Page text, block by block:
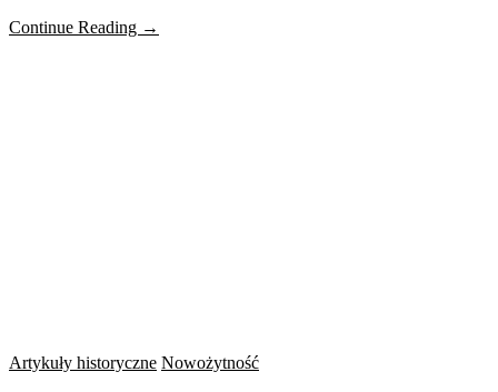
Continue Reading →
Artykuły historyczne Nowożytność